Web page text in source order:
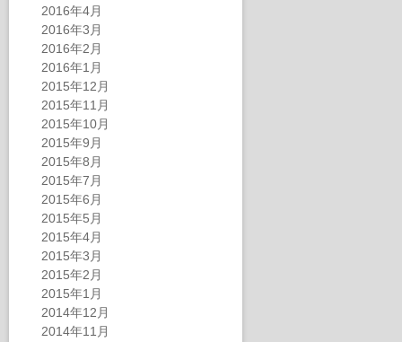
2016年4月
2016年3月
2016年2月
2016年1月
2015年12月
2015年11月
2015年10月
2015年9月
2015年8月
2015年7月
2015年6月
2015年5月
2015年4月
2015年3月
2015年2月
2015年1月
2014年12月
2014年11月